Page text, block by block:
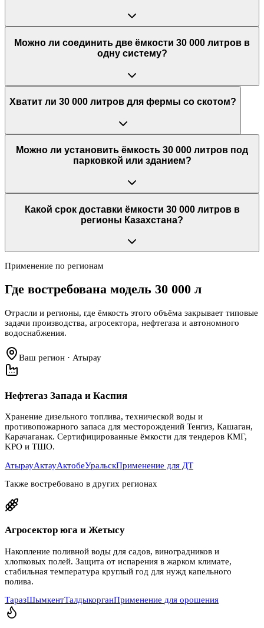
Можно ли соединить две ёмкости 30 000 литров в
одну систему?
Хватит ли 30 000 литров для фермы со скотом?
Можно ли установить ёмкость 30 000 литров под
парковкой или зданием?
Какой срок доставки ёмкости 30 000 литров в
регионы Казахстана?
Применение по регионам
Где востребована модель 30 000 л
Отрасли и регионы, где ёмкость этого объёма закрывает типовые
задачи производства, агросектора, нефтегаза и автономного
водоснабжения.
Ваш регион · Атырау
Нефтегаз Запада и Каспия
Хранение дизельного топлива, технической воды и
противопожарного запаса для месторождений Тенгиз, Кашаган,
Карачаганак. Сертифицированные ёмкости для тендеров КМГ,
KPO и ТШО.
АтырауАктауАктобеУральскПрименение для ДТ
Также востребовано в других регионах
Агросектор юга и Жетысу
Накопление поливной воды для садов, виноградников и
хлопковых полей. Защита от испарения в жарком климате,
стабильная температура круглый год для нужд капельного
полива.
ТаразШымкентТалдыкорганПрименение для орошения